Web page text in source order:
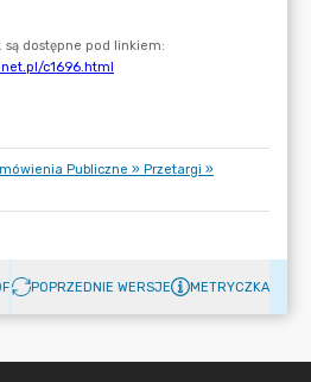
Publiczne » Przetargi »
POPRZEDNIE WERSJE METRYCZKA